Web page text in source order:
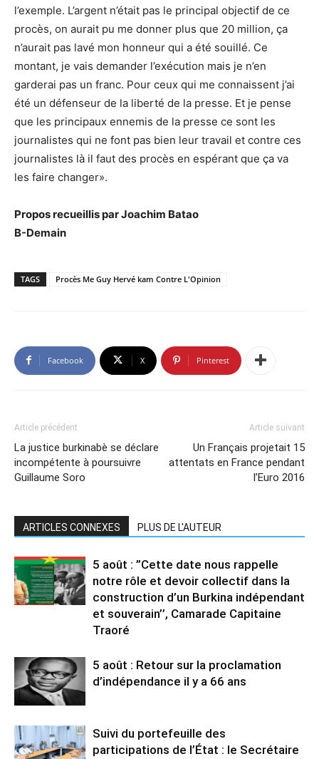
l’exemple. L’argent n’était pas le principal objectif de ce
procès, on aurait pu me donner plus que 20 million, ça
n’aurait pas lavé mon honneur qui a été souillé. Ce
montant, je vais demander l’exécution mais je n’en
garderai pas un franc. Pour ceux qui me connaissent j’ai
été un défenseur de la liberté de la presse. Et je pense
que les principaux ennemis de la presse ce sont les
journalistes qui ne font pas bien leur travail et contre ces
journalistes là il faut des procès en espérant que ça va
les faire changer».
Propos recueillis par Joachim Batao
B-Demain
TAGS Procès Me Guy Hervé kam Contre L'Opinion
Facebook X Pinterest
Article précédent
La justice burkinabè se déclare
incompétente à poursuivre
Guillaume Soro
Article suivant
Un Français projetait 15
attentats en France pendant
l’Euro 2016
ARTICLES CONNEXES PLUS DE L'AUTEUR
5 août : ”Cette date nous rappelle
notre rôle et devoir collectif dans la
construction d’un Burkina indépendant
et souverain’’, Camarade Capitaine
Traoré
5 août : Retour sur la proclamation
d’indépendance il y a 66 ans
Suivi du portefeuille des
participations de l’État : le Secrétaire